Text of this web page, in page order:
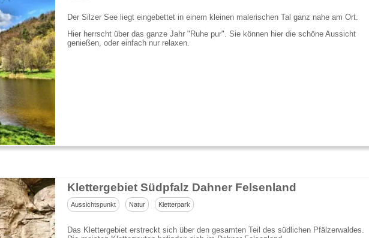
Der Silzer See liegt eingebettet in einem kleinen malerischen Tal ganz nahe am Ort.
Hier herrscht über das ganze Jahr "Ruhe pur". Sie können hier die schöne Aussicht
genießen, oder einfach nur relaxen.
Klettergebiet Südpfalz Dahner Felsenland
Aussichtspunkt Natur Kletterpark
Das Klettergebiet erstreckt sich über den gesamten Teil des südlichen Pfälzerwaldes.